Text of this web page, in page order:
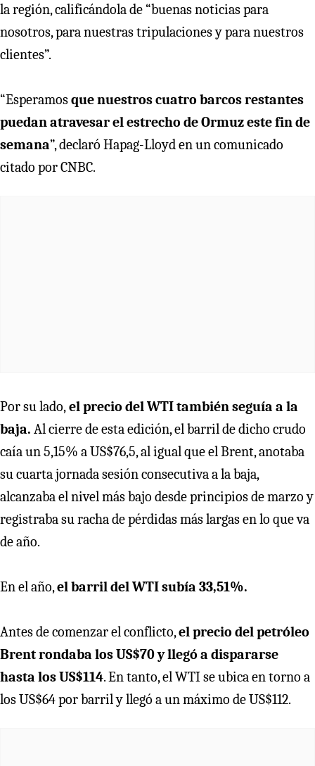
la región, calificándola de “buenas noticias para
nosotros, para nuestras tripulaciones y para nuestros
clientes”.
“Esperamosque nuestros cuatro barcos restantes
puedan atravesar el estrecho de Ormuz este fin de
semana”, declaró Hapag-Lloyd en un comunicado
citado por CNBC.
Por su lado,el precio del WTI también seguía a la
baja. Al cierre de esta edición, el barril de dicho crudo
caía un 5,15% a US$76,5, al igual que el Brent, anotaba
su cuarta jornada sesión consecutiva a la baja,
alcanzaba el nivel más bajo desde principios de marzo y
registraba su racha de pérdidas más largas en lo que va
de año.
En el año,el barril del WTI subía 33,51%.
Antes de comenzar el conflicto,el precio del petróleo
Brent rondaba los US$70 y llegó a dispararse
hasta los US$114. En tanto, el WTI se ubica en torno a
los US$64 por barril y llegó a un máximo de US$112.